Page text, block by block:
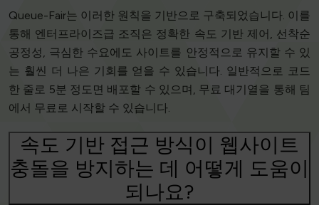
Queue-Fair는 이러한 원칙을 기반으로 구축되었습니다. 이를
통해 엔터프라이즈급 조직은 정확한 속도 기반 제어, 선착순
공정성, 극심한 수요에도 사이트를 안정적으로 유지할 수 있
는 훨씬 더 나은 기회를 얻을 수 있습니다. 일반적으로 코드
한 줄로 5분 정도면 배포할 수 있으며, 무료 대기열을 통해 팀
에서 무료로 시작할 수 있습니다.
속도 기반 접근 방식이 웹사이트
충돌을 방지하는 데 어떻게 도움이
되나요?